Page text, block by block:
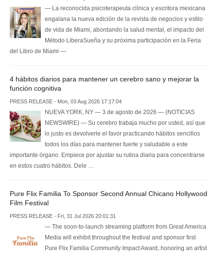
— La reconocida psicoterapeuta clínica y escritora mexicana
engalana la nueva edición de la revista de negocios y estilo
de vida de Miami, abordando la salud mental, el impacto del
Método LiberaSueña y su próxima participación en la Feria
del Libro de Miami —
4 hábitos diarios para mantener un cerebro sano y mejorar la
función cognitiva
PRESS RELEASE - Mon, 03 Aug 2026 17:17:04
NUEVA YORK, NY — 3 de agosto de 2026 — (NOTICIAS
NEWSWIRE) — Su cerebro trabaja mucho por usted, así que
lo justo es devolverle el favor practicando hábitos sencillos
todos los días para mantener fuerte y saludable a este
importante órgano. Empiece por ajustar su rutina diaria para concentrarse
en estos cuatro hábitos. Dele …
Pure Flix Familia To Sponsor Second Annual Chicano Hollywood
Film Festival
PRESS RELEASE - Fri, 31 Jul 2026 20:01:31
— The soon-to-launch streaming platform from Great America
Media will exhibit throughout the festival and sponsor first
Pure Flix Familia Community Impact Award, honoring an artist